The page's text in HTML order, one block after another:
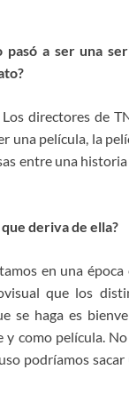
a ser una
directores de
una película, la
entre una
deriva de ella?
en una
que los
se haga es
como película.
podríamos